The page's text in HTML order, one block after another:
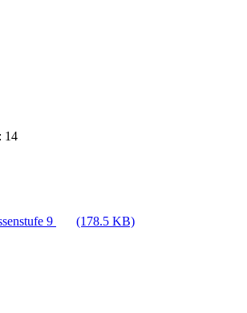
14
9
(178.5 KB)